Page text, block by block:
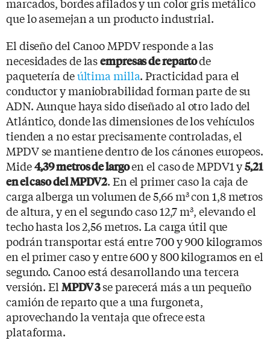
que lo asemejan a un producto industrial.
El diseño del Canoo MPDV responde a las
necesidades de lasempresas de repartode
paquetería deúltima milla. Practicidad para el
conductor y maniobrabilidad forman parte de su
ADN. Aunque haya sido diseñado al otro lado del
Atlántico, donde las dimensiones de los vehículos
tienden a no estar precisamente controladas, el
MPDV se mantiene dentro de los cánones europeos.
Mide4,39 metros de largoen el caso de MPDV1 y5,21
en el caso del MPDV2. En el primer caso la caja de
carga alberga un volumen de 5,66 m3con 1,8 metros
de altura, y en el segundo caso 12,7 m3, elevando el
techo hasta los 2,56 metros. La carga útil que
podrán transportar está entre 700 y 900 kilogramos
en el primer caso y entre 600 y 800 kilogramos en el
segundo. Canoo está desarrollando una tercera
versión. El MPDV 3se parecerá más a un pequeño
camión de reparto que a una furgoneta,
aprovechando la ventaja que ofrece esta
plataforma.